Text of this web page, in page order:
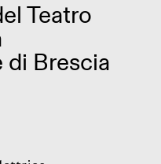
Teatro
di Brescia